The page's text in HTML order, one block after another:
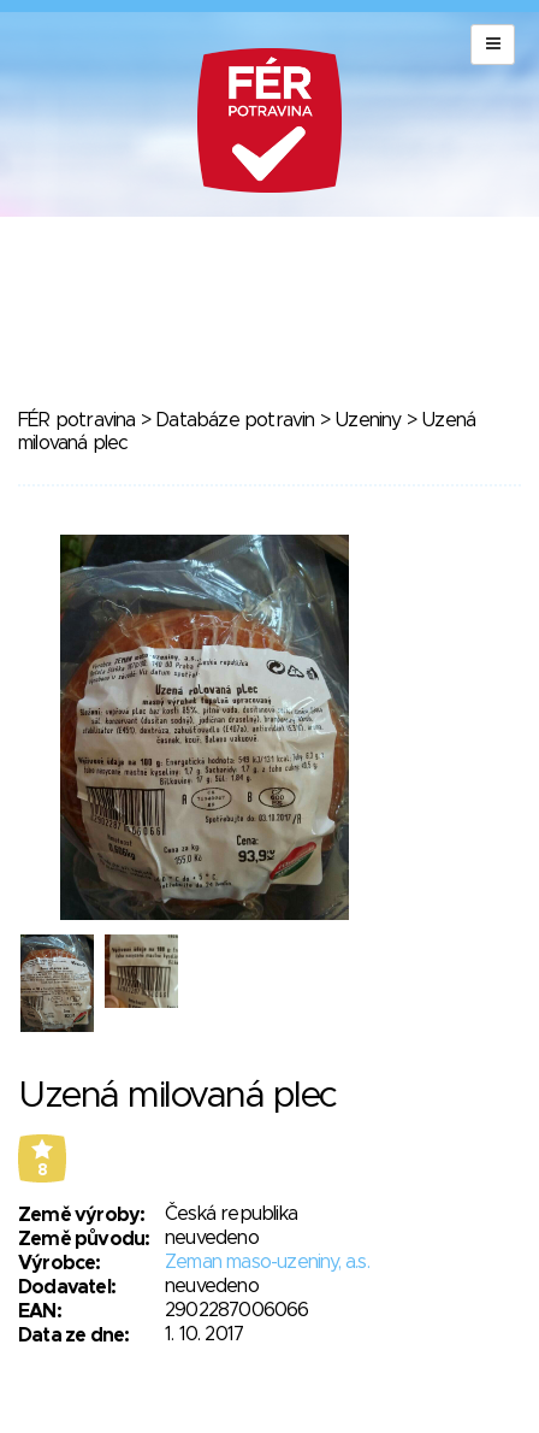
FÉR potravina > Databáze potravin > Uzeniny> Uzená
milovaná plec
Uzená milovaná plec
8
Země výroby:
Česká republika
Země původu:
neuvedeno
Výrobce:
Zeman maso-uzeniny, a.s.
Dodavatel:
neuvedeno
EAN:
2902287006066
Data ze dne:
1. 10. 2017